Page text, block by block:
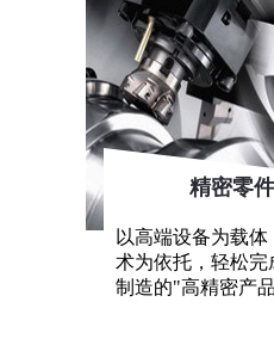
精密零
以高端设备为载
术为依托，轻松
制造的"高精密产品